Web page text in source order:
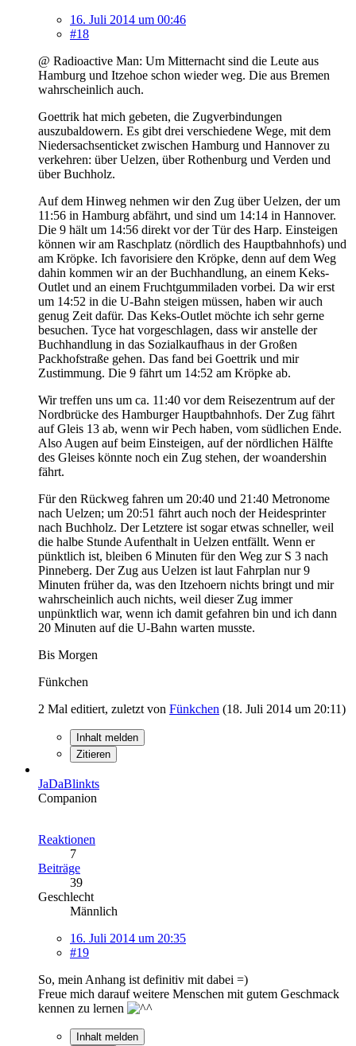
16. Juli 2014 um 00:46
#18
@ Radioactive Man: Um Mitternacht sind die Leute aus
Hamburg und Itzehoe schon wieder weg. Die aus Bremen
wahrscheinlich auch.
Goettrik hat mich gebeten, die Zugverbindungen
auszubaldowern. Es gibt drei verschiedene Wege, mit dem
Niedersachsenticket zwischen Hamburg und Hannover zu
verkehren: über Uelzen, über Rothenburg und Verden und
über Buchholz.
Auf dem Hinweg nehmen wir den Zug über Uelzen, der um
11:56 in Hamburg abfährt, und sind um 14:14 in Hannover.
Die 9 hält um 14:56 direkt vor der Tür des Harp. Einsteigen
können wir am Raschplatz (nördlich des Hauptbahnhofs) und
am Kröpke. Ich favorisiere den Kröpke, denn auf dem Weg
dahin kommen wir an der Buchhandlung, an einem Keks-
Outlet und an einem Fruchtgummiladen vorbei. Da wir erst
um 14:52 in die U-Bahn steigen müssen, haben wir auch
genug Zeit dafür. Das Keks-Outlet möchte ich sehr gerne
besuchen. Tyce hat vorgeschlagen, dass wir anstelle der
Buchhandlung in das Sozialkaufhaus in der Großen
Packhofstraße gehen. Das fand bei Goettrik und mir
Zustimmung. Die 9 fährt um 14:52 am Kröpke ab.
Wir treffen uns um ca. 11:40 vor dem Reisezentrum auf der
Nordbrücke des Hamburger Hauptbahnhofs. Der Zug fährt
auf Gleis 13 ab, wenn wir Pech haben, vom südlichen Ende.
Also Augen auf beim Einsteigen, auf der nördlichen Hälfte
des Gleises könnte noch ein Zug stehen, der woandershin
fährt.
Für den Rückweg fahren um 20:40 und 21:40 Metronome
nach Uelzen; um 20:51 fährt auch noch der Heidesprinter
nach Buchholz. Der Letztere ist sogar etwas schneller, weil
die halbe Stunde Aufenthalt in Uelzen entfällt. Wenn er
pünktlich ist, bleiben 6 Minuten für den Weg zur S 3 nach
Pinneberg. Der Zug aus Uelzen ist laut Fahrplan nur 9
Minuten früher da, was den Itzehoern nichts bringt und mir
wahrscheinlich auch nichts, weil dieser Zug immer
unpünktlich war, wenn ich damit gefahren bin und ich dann
20 Minuten auf die U-Bahn warten musste.
Bis Morgen
Fünkchen
2 Mal editiert, zuletzt von Fünkchen (18. Juli 2014 um 20:11)
Inhalt melden
Zitieren
JaDaBlinkts
Companion
Reaktionen
7
Beiträge
39
Geschlecht
Männlich
16. Juli 2014 um 20:35
#19
So, mein Anhang ist definitiv mit dabei =)
Freue mich darauf weitere Menschen mit gutem Geschmack
kennen zu lernen
Inhalt melden